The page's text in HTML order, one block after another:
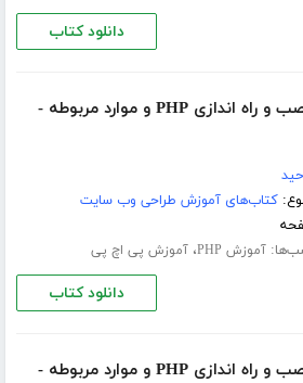
دانلود کتاب
دانلود کتاب آشنایی با نصب و راه اندازی PHP و موارد مربوطه -
کتاب‌های آموزش طراحی وب سایت
آموزش PHP ،آموزش پی اچ پی
دانلود کتاب
دانلود کتاب آشنایی با نصب و راه اندازی PHP و موارد مربوطه -